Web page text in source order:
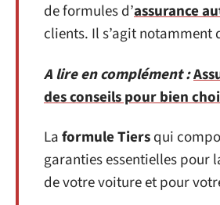
de formules d’assurance
clients. Il s’agit notamment
A lire en complément :
des conseils pour bien
Laformule Tiersqui
garanties essentielles pour
de votre voiture et pour